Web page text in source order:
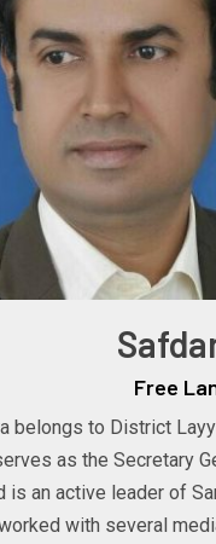
Free
belongs to District
as the Secretary
is an active leader of
with several